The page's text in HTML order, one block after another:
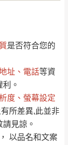
是否符合您的
址、電話等資
。
度、螢幕設定
所差異,此並非
見諒。
， 以品名和文案
偏遠地區
先線上詢問 LINE
→@dershin ）
復興鄉
，如有需
「官方
現貨」與
取消訂
製，敬請